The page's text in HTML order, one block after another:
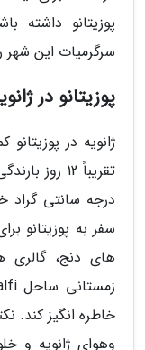
پوزیتانو داشته
سرگرمیات این شهر
پوزیتانو در
ژانویه در
درجه سانتی گراد
سفر به پوزیتانو
های دنج، گالری
خاطره انگیز کند.
وهوای ژانویه و